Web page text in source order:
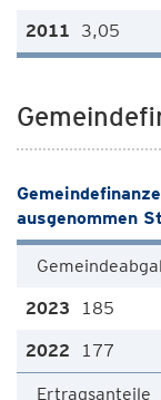
3,05
ausgenommen
185
177
Ertragsanteile